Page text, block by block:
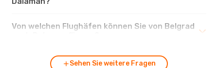
Von welchen Flughäfen können Sie von Belgrad
Sehen Sie weitere Fragen